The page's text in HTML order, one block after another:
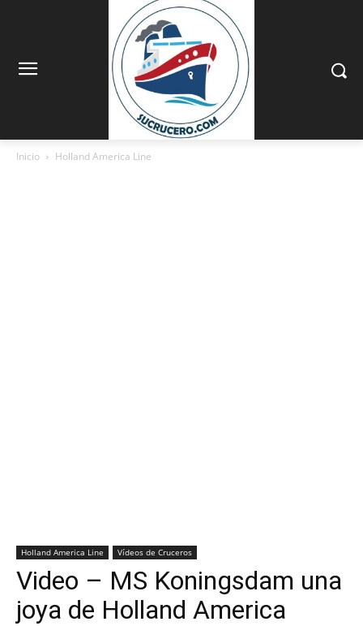
Inicio Holland America Line
Holland America Line Vídeos de Cruceros
Video – MS Koningsdam una
joya de Holland America